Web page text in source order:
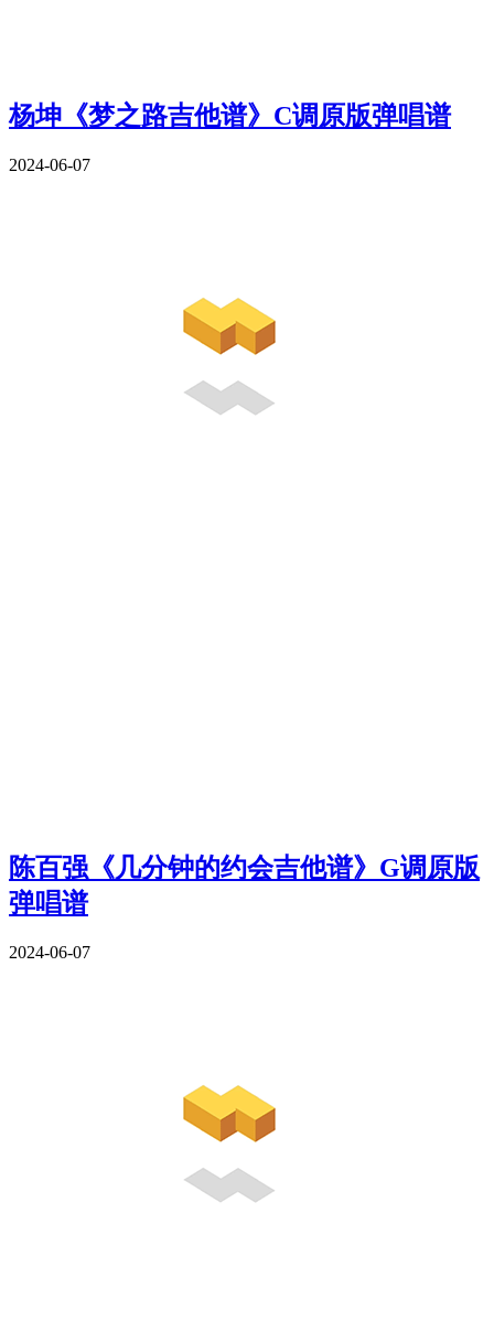
杨坤《梦之路吉他谱》C调原版弹唱谱
2024-06-07
陈百强《几分钟的约会吉他谱》G调原版
弹唱谱
2024-06-07